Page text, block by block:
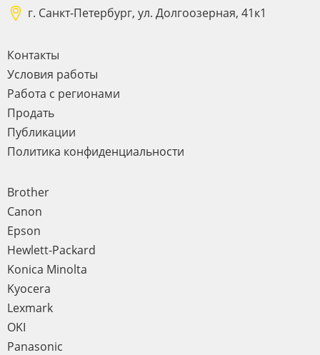
г. Санкт-Петербург, ул. Долгоозерная, 41к1
Контакты
Условия работы
Работа с регионами
Продать
Публикации
Политика конфиденциальности
Brother
Canon
Epson
Hewlett-Packard
Konica Minolta
Kyocera
Lexmark
OKI
Panasonic